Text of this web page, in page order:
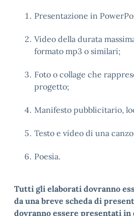
Presentazione in
Video della durata
formato mp3 o similari;
Foto o collage che
progetto;
Manifesto pubblicitario,
Testo e video di una
Poesia.
Tutti gli elaborati dovranno
da una breve scheda di
dovranno essere presentati in